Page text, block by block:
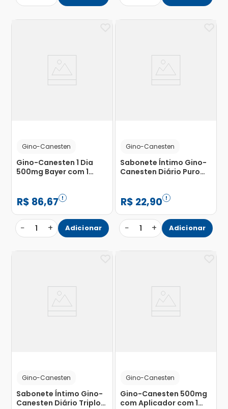
Gino-Canesten
Gino-Canesten 1 Dia
500mg Bayer com 1
R$ 86,67
− 1 + Adicionar
Gino-Canesten
Sabonete Íntimo Gino-
Canesten Diário Puro
R$ 22,90
− 1 + Adicionar
Gino-Canesten
Sabonete Íntimo Gino-
Canesten Diário Triplo
Gino-Canesten
Gino-Canesten 500mg
com Aplicador com 1